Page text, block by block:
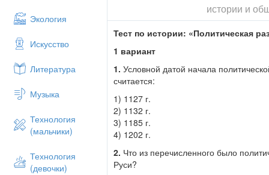
Экология
Искусство
Литература
Музыка
Технология
(мальчики)
Технология
(девочки)
истории и
Тест по истории: «Политическая
1 вариант
1. Условной датой начала
считается:
1) 1127 г.
2) 1132 г.
3) 1185 г.
4) 1202 г.
2. Что из перечисленного было
Руси?